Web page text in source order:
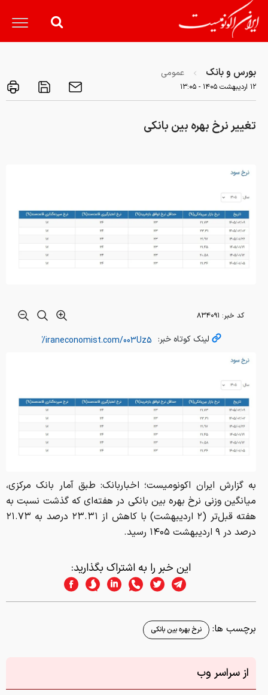
بورس و بانک عمومی
۱۲ ارديبهشت ۱۴۰۵ - ۱۳:۰۵
تغییر نرخ بهره بین بانکی
کد خبر: ۸۳۴۰۹۱
لینک کوتاه خبر:
به گزارش ایران اکونومیست؛ اخباربانک: طبق آمار بانک مرکزی،
میانگین وزنی نرخ بهره بین بانکی در هفته‌ای که گذشت نسبت به
هفته قبل‌تر (۲ اردیبهشت) با کاهش از ۲۳.۳۱ درصد به ۲۱.۷۳
درصد در ۹ اردیبهشت ۱۴۰۵ رسید.
این خبر را به اشتراک بگذارید:
برچسب ها: نرخ بهره بین بانکی
از سراسر وب